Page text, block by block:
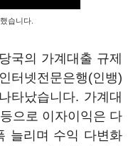
습니다.
국의 가계대출 규제
터넷전문은행(인뱅)
타났습니다. 가계대
으로 이자이익은 다
늘리며 수익 다변화